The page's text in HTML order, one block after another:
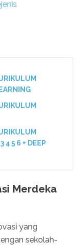
4 5 6 + DEEP
Merdeka
yang
sekolah-